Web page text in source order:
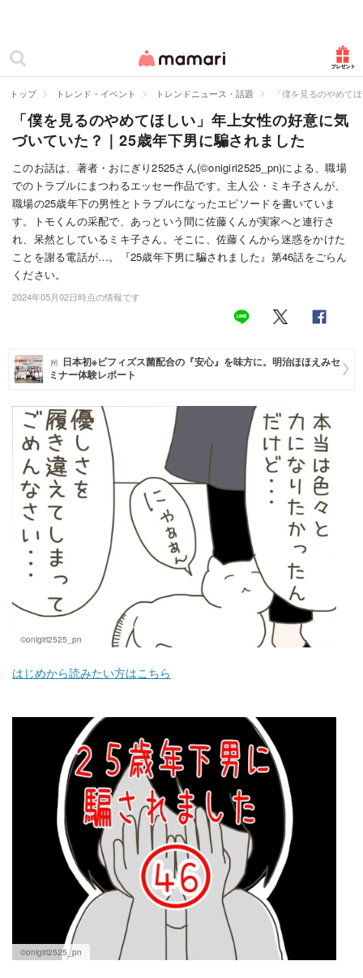
ママリ
カテゴリー一覧
妊娠
出産
赤ちゃん・育児
子育て・家族
病院
住まい
トレンド・イベント
トップ トレンド・イベント トレンドニュース・話題 「僕を見るのやめて
「僕を見るのやめてほしい」年上女性の好意に気
づいていた？｜25歳年下男に騙されました
このお話は、著者・おにぎり2525さん(©onigiri2525_pn)による、職場
でのトラブルにまつわるエッセー作品です。主人公・ミキ子さんが、
職場の25歳年下の男性とトラブルになったエピソードを書いていま
す。トモくんの采配で、あっという間に佐藤くんが実家へと連行さ
れ、呆然としているミキ子さん。そこに、佐藤くんから迷惑をかけた
ことを謝る電話が…。『25歳年下男に騙されました』第46話をごらん
ください。
2024年05月02日時点の情報です
日本初※ビフィズス菌配合の『安心』を味方に。明治ほほえみセ
ミナー体験レポート
©onigiri2525_pn
はじめから読みたい方はこちら
©onigiri2525_pn